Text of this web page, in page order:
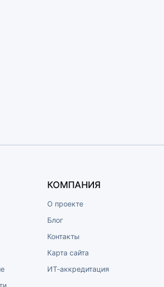
КОМПАНИЯ
О проекте
Блог
Контакты
Карта сайта
ИТ-аккредитация